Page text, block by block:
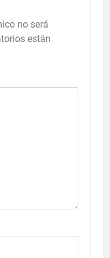
no será
están